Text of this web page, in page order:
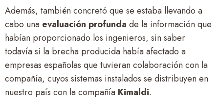
Además, también concretó que se estaba llevando a
cabo una evaluación profunda de la información que
habían proporcionado los ingenieros, sin saber
todavía si la brecha producida había afectado a
empresas españolas que tuvieran colaboración con la
compañía, cuyos sistemas instalados se distribuyen en
nuestro país con la compañía Kimaldi.